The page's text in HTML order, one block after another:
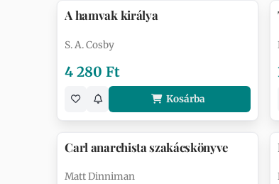
A hamvak királya
S. A. Cosby
4 280 Ft
Kosárba
Carl anarchista szakácskönyve
Matt Dinniman